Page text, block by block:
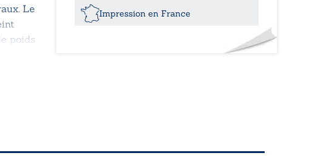
Le
poids
Impression en France